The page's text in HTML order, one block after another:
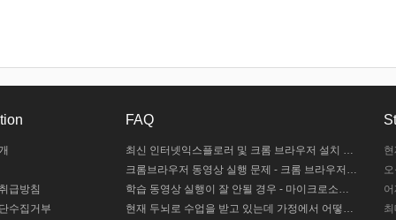
급방침
수집거부
FAQ
최신 인터넷익스플로러 및 크롬 브라우저 설치 안내
크롬브라우저 동영상 실행 문제 - 크롬 브라우저 설정하기
학습 동영상 실행이 잘 안될 경우 - 마이크로소프트 엣지 설정하기 / 크롬브라우저 설치하기
현재 두뇌로 수업을 받고 있는데 가정에서 어떻게 도와주야 할까요?